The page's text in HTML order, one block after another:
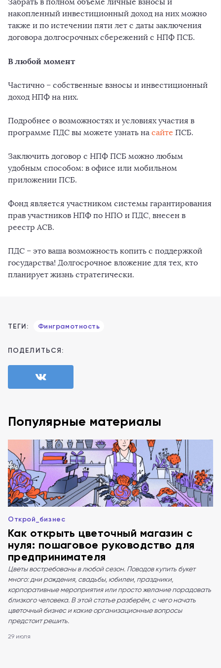
накопленный инвестиционный доход на них можно
также и по истечении пяти лет с даты заключения
договора долгосрочных сбережений с НПФ ПСБ.
В любой момент
Частично – собственные взносы и инвестиционный
доход НПФ на них.
Подробнее о возможностях и условиях участия в
программе ПДС вы можете узнать на сайте ПСБ.
Заключить договор с НПФ ПСБ можно любым
удобным способом: в офисе или мобильном
приложении ПСБ.
Фонд является участником системы гарантирования
прав участников НПФ по НПО и ПДС, внесен в
реестр АСВ.
ПДС – это ваша возможность копить с поддержкой
государства! Долгосрочное вложение для тех, кто
планирует жизнь стратегически.
ТЕГИ: Финграмотность
ПОДЕЛИТЬСЯ:
Популярные материалы
Открой_бизнес
Как открыть цветочный магазин с
нуля: пошаговое руководство для
предпринимателя
Цветы востребованы в любой сезон. Поводов купить букет
много: дни рождения, свадьбы, юбилеи, праздники,
корпоративные мероприятия или просто желание порадовать
близкого человека. В этой статье разберём, с чего начать
цветочный бизнес и какие организационные вопросы
предстоит решить.
29 июля